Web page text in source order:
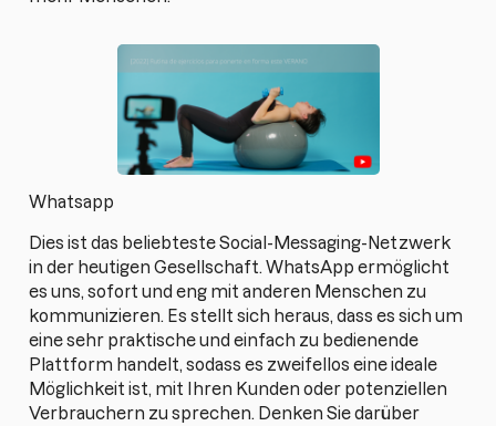
Whatsapp
Dies ist das beliebteste Social-Messaging-Netzwerk
in der heutigen Gesellschaft. WhatsApp ermöglicht
es uns, sofort und eng mit anderen Menschen zu
kommunizieren. Es stellt sich heraus, dass es sich um
eine sehr praktische und einfach zu bedienende
Plattform handelt, sodass es zweifellos eine ideale
Möglichkeit ist, mit Ihren Kunden oder potenziellen
Verbrauchern zu sprechen. Denken Sie darüber